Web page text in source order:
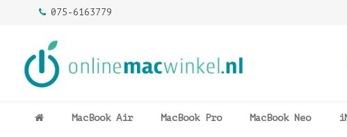
075-6163779
MacBook Air MacBook Pro MacBook Neo